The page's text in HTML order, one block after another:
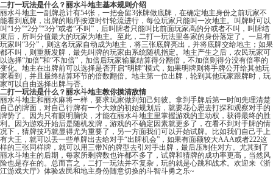
二打一玩法是什么？丽水斗地主基本规则介绍
丽水斗地主一副牌总计有54张，一把会留3张牌做底牌，在确定地主身份之前玩家不
能看到底牌，出牌的顺序按逆时针轮流进行，每位玩家只能叫一次地主。叫牌时可以
叫“1分”“2分”“3分”或者“不叫”，后叫牌者只能叫比前面玩家高的分或者不叫，叫牌结
束后，所叫分值最大的玩家为地主。至此，二打一玩法里各家的身份落定了。一旦有
玩家叫“3分”，则这名玩家自动成为地主，将三张底牌亮出，并将底牌交给地主；如果
都不叫，则重新发牌，最先叫牌的玩家由系统随机指定。地主产生之后，农民玩家可
以选择“加倍”和“不加倍”，加倍后玩家输赢结算得分翻倍，不加倍则得分没有倍率的
变化。地主在出牌前可以选择是否开启“明牌”模式，如果明牌则将手牌公开给其他玩
家看到，并且最终结算环节的倍数翻倍。地主第一位出牌，轮到其他玩家跟牌时，玩
家可以自由选择出牌与否。
二打一玩法是什么？丽水斗地主教你摸清敌情
丽水斗地主和丽水麻将一样，要求玩家做到知己知彼。拿到手牌后第一时间先理清楚
自己的牌面，对自己行牌有一个大致的初始规划后，就要花心思去打探和观察对手的
牌势了。因为只有眼明脑快，才能在丽水斗地主里掌握游戏的主动权，获得最终的胜
利。因为游戏开始后是随机发牌，游戏的不确定因素就更多了，在看不到对手牌的情
况下，猜牌技巧就显得尤为重要了，另一方面我们可以开始试牌。比如我们自己手上
有大王，就可以丢一些单牌出去给对手“出牌机会”，如果有面额较大AAA或者222这
样的三张同样牌，就可以用三带N的牌型去引对手出牌，最后压制住对方。尤其到了
丽水斗地主的后期，每家所剩牌数也许都不多了，试牌和猜牌的成功率更高，当然风
险也是存在的。总而言之，二打一玩法并不复杂，玩的就是心跳和战术。欢迎来《浙
江游戏大厅》体验农民和地主身份随意切换的斗智斗勇之乐~